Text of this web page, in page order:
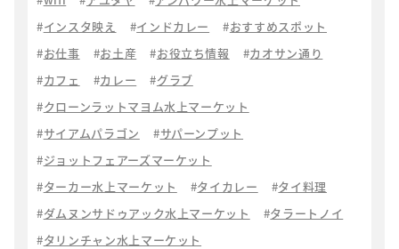
インスタ映え
インドカレー
おすすめスポット
お仕事
お土産 お役立ち情報
カオサン通り
カフェ
カレー
グラブ
クローンラットマヨム水上マーケット
サイアムパラゴン
サパーンプット
ジョットフェアーズマーケット
ターカー水上マーケット
タイカレー
タイ料理
ダムヌンサドゥアック水上マーケット
タラートノイ
タリンチャン水上マーケット